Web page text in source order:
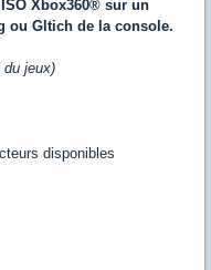
Xbox360® sur un
ou Gltich de la console.
du jeux)
disponibles